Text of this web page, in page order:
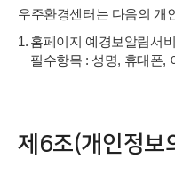
우주환경센터는 다음의 개
1. 홈페이지 예경보알림서
필수항목 : 성명, 휴대폰,
제6조(개인정보